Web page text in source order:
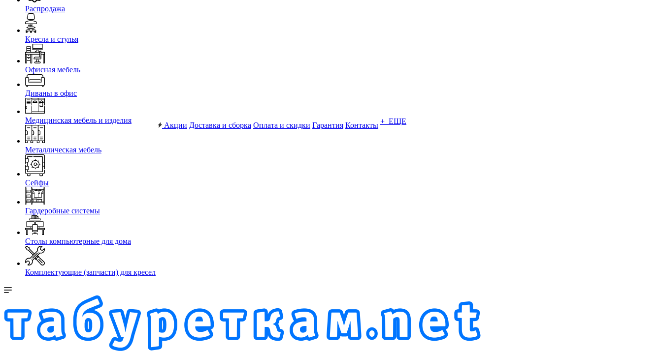
Распродажа
Кресла и стулья
Офисная мебель
Диваны в офис
Медицинская мебель и изделия
Металлическая мебель
Сейфы
Гардеробные системы
Столы компьютерные для дома
Комплектующие (запчасти) для кресел
Акции Доставка и сборка Оплата и скидки Гарантия Контакты + ЕЩЕ